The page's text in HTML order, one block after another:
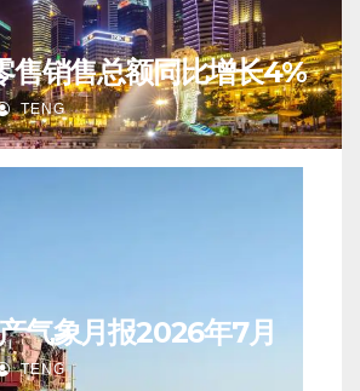
售销售总额同比增长4%
TENG
气象月报2026年7月
TENG